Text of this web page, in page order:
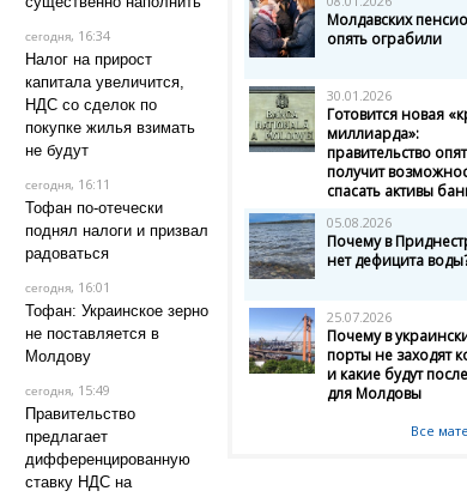
сегодня, 16:34
Налог на прирост
капитала увеличится,
НДС со сделок по
покупке жилья взимать
не будут
сегодня, 16:11
Тофан по-отечески
поднял налоги и призвал
радоваться
сегодня, 16:01
Тофан: Украинское зерно
не поставляется в
Молдову
сегодня, 15:49
Правительство
предлагает
дифференцированную
ставку НДС на
Молдавских
опять ограбили
30.01.2026
Готовится новая
миллиарда»:
правительство
получит
спасать активы
05.08.2026
Почему в
нет дефицита
25.07.2026
Почему в
порты не заходят
и какие будут
для Молдовы
Все